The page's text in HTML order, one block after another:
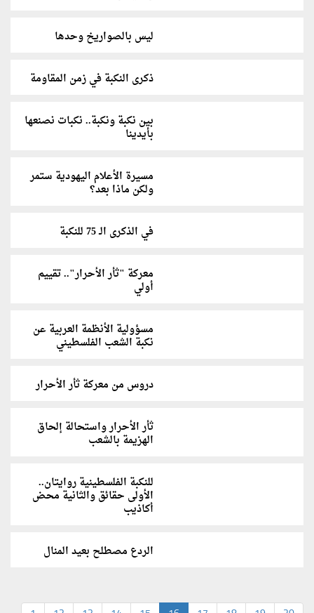
ليس بالصواريخ وحدها
ذكرى النكبة في زمن المقاومة
بين نكبة ونكبة.. نكبات نصنعها
بأيدينا
مسيرة الأعلام اليهودية ستمر
ولكن ماذا بعد؟
في الذكرى الـ 75 للنكبة
معركة "ثأر الأحرار".. تقييم
أولي
مسؤولية الأنظمة العربية عن
نكبة الشعب الفلسطيني
دروس من معركة ثأر الأحرار
ثأر الأحرار واستحالة إلحاق
الهزيمة بالشعب
للنكبة الفلسطينية روايتان..
الأولى حقائق والثانية محض
أكاذيب
الردع مصطلح بعيد المنال